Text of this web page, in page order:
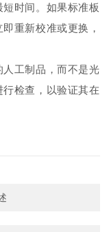
时间。如果标准板
重新校准或更换，
工制品，而不是光
检查，以验证其在